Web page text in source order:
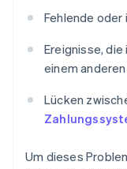
Fehlende
Ereignisse,
einem
Lücken
Um dieses